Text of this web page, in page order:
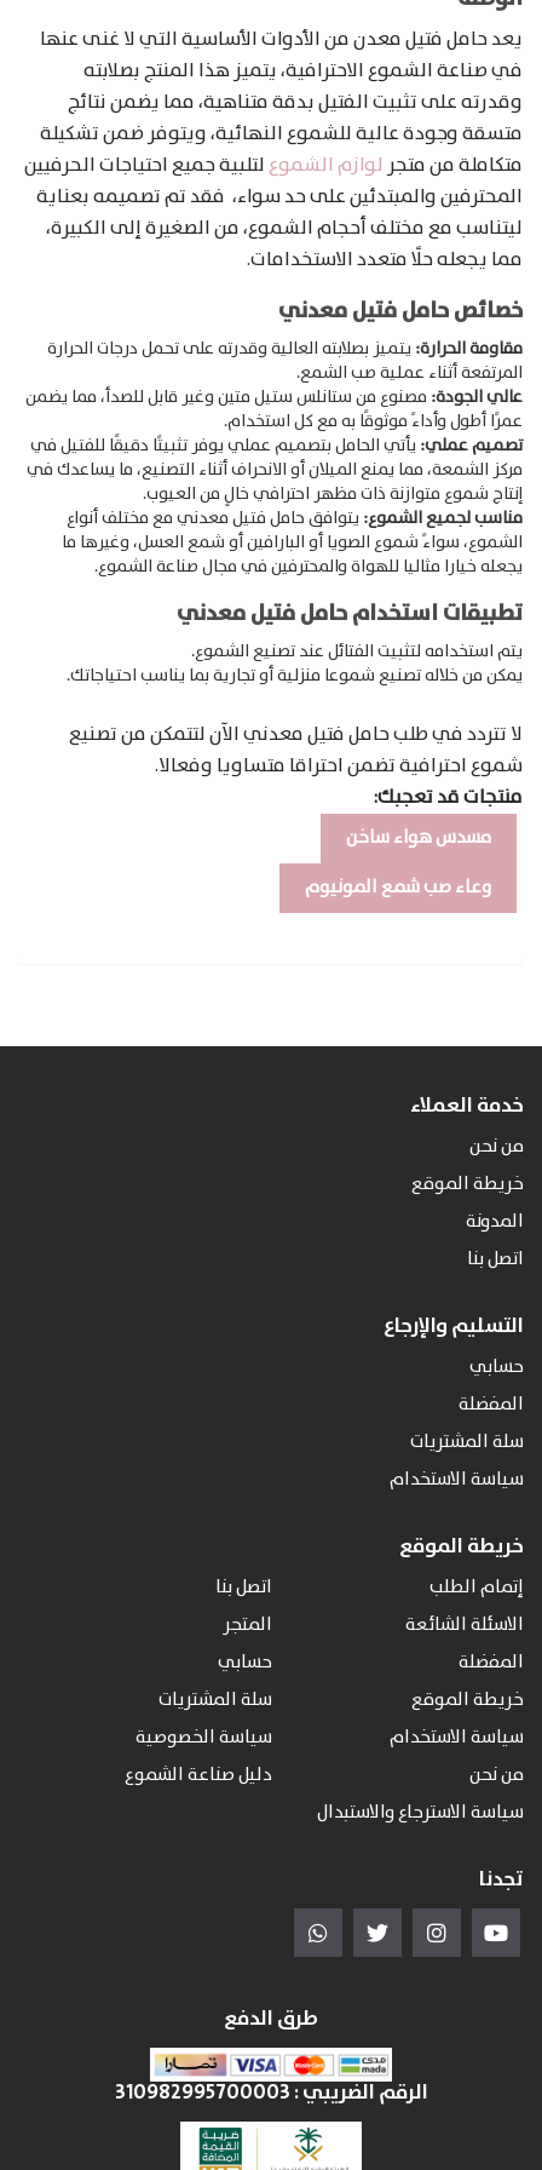
Products
search
يعد حامل فتيل معدن من الأدوات الأساسية التي لا غنى عنها
في صناعة الشموع الاحترافية، يتميز هذا المنتج بصلابته
وقدرته على تثبيت الفتيل بدقة متناهية، مما يضمن نتائج
متسقة وجودة عالية للشموع النهائية، ويتوفر ضمن تشكيلة
متكاملة من متجر لوازم الشموع لتلبية جميع احتياجات الحرفيين
المحترفين والمبتدئين على حد سواء، فقد تم تصميمه بعناية
ليتناسب مع مختلف أحجام الشموع، من الصغيرة إلى الكبيرة،
مما يجعله حلًا متعدد الاستخدامات.
خصائص حامل فتيل معدني
مقاومة الحرارة: يتميز بصلابته العالية وقدرته على تحمل درجات الحرارة
المرتفعة أثناء عملية صب الشمع.
عالي الجودة: مصنوع من ستانلس ستيل متين وغير قابل للصدأ، مما يضمن
عمرًا أطول وأداءً موثوقًا به مع كل استخدام.
تصميم عملي: يأتي الحامل بتصميم عملي يوفر تثبيتًا دقيقًا للفتيل في
مركز الشمعة، مما يمنع الميلان أو الانحراف أثناء التصنيع، ما يساعدك في
إنتاج شموع متوازنة ذات مظهر احترافي خالٍ من العيوب.
مناسب لجميع الشموع: يتوافق حامل فتيل معدني مع مختلف أنواع
الشموع، سواءً شموع الصويا أو البارافين أو شمع العسل، وغيرها ما
يجعله خيارا مثاليا للهواة والمحترفين في مجال صناعة الشموع.
تطبيقات استخدام حامل فتيل معدني
يتم استخدامه لتثبيت الفتائل عند تصنيع الشموع.
يمكن من خلاله تصنيع شموعا منزلية أو تجارية بما يناسب احتياجاتك.
لا تتردد في طلب حامل فتيل معدني الآن لتتمكن من تصنيع
شموع احترافية تضمن احتراقا متساويا وفعالا.
منتجات قد تعجبك:
مسدس هواء ساخن
وعاء صب شمع المونيوم
خدمة العملاء
من نحن
خريطة الموقع
المدونة
اتصل بنا
التسليم والإرجاع
حسابي
المفضلة
سلة المشتريات
سياسة الاستخدام
خريطة الموقع
إتمام الطلب
اتصل بنا
الاسئلة الشائعة
المتجر
المفضلة
حسابي
خريطة الموقع
سلة المشتريات
سياسة الاستخدام
سياسة الخصوصية
من نحن
دليل صناعة الشموع
سياسة الاسترجاع والاستبدال
تجدنا
طرق الدفع
الرقم الضريبي :310982995700003